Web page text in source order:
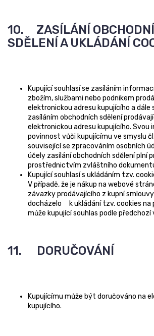
10. ZASÍLÁNÍ
SDĚLENÍ A UKLÁDÁNÍ
Kupující souhlasí se zasíláním
zbožím, službami nebo podnikem
elektronickou adresu kupujícího a dále
zasíláním obchodních sdělení
elektronickou adresu kupujícího. Svou
povinnost vůči kupujícímu ve smyslu
související se zpracováním osobních
účely zasílání obchodních sdělení plní
prostřednictvím zvláštního
Kupující souhlasí s ukládáním tzv.
V případě, že je nákup na webové
závazky prodávajícího z kupní
docházelo k ukládání tzv. cookies na
může kupující souhlas podle
11. DORUČOVÁNÍ
Kupujícímu může být doručováno na
kupujícího.